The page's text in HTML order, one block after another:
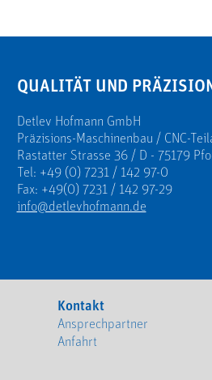
QUALITÄT UND
Detlev Hofmann GmbH
Präzisions-Maschinenbau / CNC-
Rastatter Strasse 36 / D - 75179
Tel: +49 (0) 7231 / 142 97-0
Fax: +49(0) 7231 / 142 97-29
info@detlevhofmann.de
Kontakt
Ansprechpartner
Anfahrt